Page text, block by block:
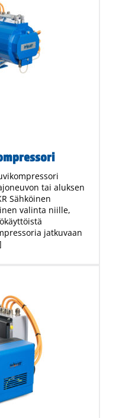
tai aluksen
Sähköinen
valinta niille,
jatkuvaan